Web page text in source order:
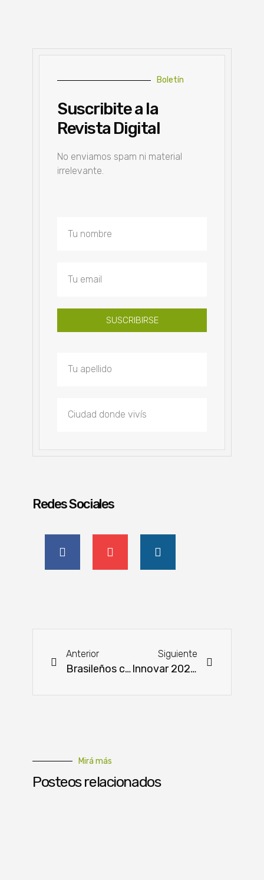
Boletín
Suscribite a la
Revista Digital
No enviamos spam ni material
irrelevante.
SUSCRIBIRSE
Redes Sociales
Anterior
Brasileños compiten en todas las modalidades de Expo FICCC 2023
Siguiente
Innovar 2023: Impulsando el rol de la mujer en el agro a través de experiencias exitosas
Mirá más
Posteos relacionados